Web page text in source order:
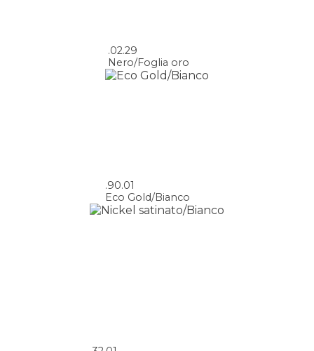
.02.29
Nero/Foglia oro
.90.01
Eco Gold/Bianco